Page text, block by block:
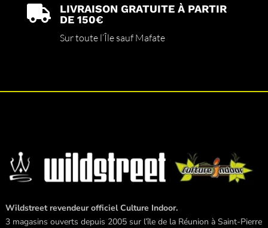

LIVRAISON GRATUITE À PARTIR
DE 150€
Sur toute l’Île sauf Mafate
Wildstreet revendeur officiel Culture Indoor.
3 magasins ouverts depuis 2005 sur l’île de la Réunion à Saint-Pierre